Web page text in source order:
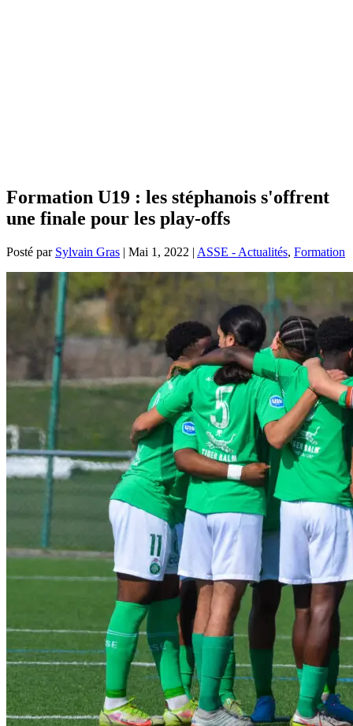
Formation U19 : les stéphanois s'offrent
une finale pour les play-offs
Posté par Sylvain Gras | Mai 1, 2022 | ASSE - Actualités, Formation